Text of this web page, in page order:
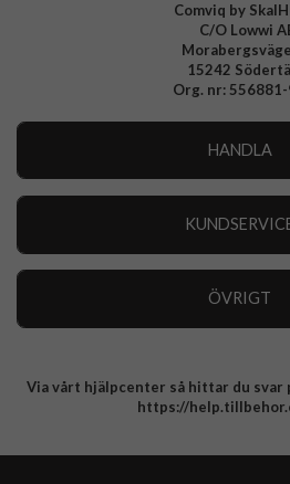
Comviq by
C/O Lowwi
15242
Org. nr:
HANDLA
ÖVRIGT
Integritetspolicy
Via vårt hjälpcenter så hittar du svar
https://